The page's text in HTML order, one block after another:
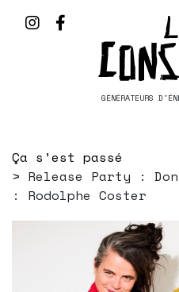
GÉNÉRATEURS
Ça s’est passé
Release Party :
: Rodolphe Coster